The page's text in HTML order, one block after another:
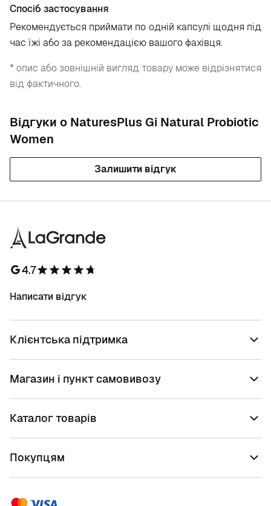
Спосіб застосування
Рекомендується приймати по одній капсулі щодня під
час їжі або за рекомендацією вашого фахівця.
* опис або зовнішній вигляд товару може відрізнятися
від фактичного.
Відгуки о NaturesPlus Gi Natural Probiotic
Women
Залишити відгук
4.7
Написати відгук
Клієнтська підтримка
Магазин і пункт самовивозу
Каталог товарів
Покупцям